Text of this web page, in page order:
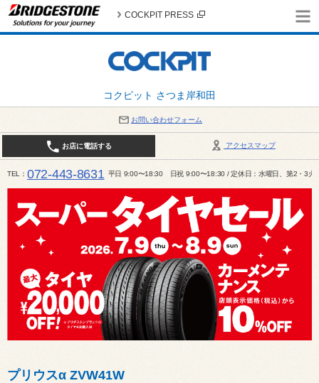
コクピット さつま岸和田
COCKPIT PRESS
お問い合わせフォーム
アクセスマップ
お店に電話する
TEL 072-443-8631 平日 9:00〜18:30 日祝 9:00〜18:30 / 定休日：水曜日、第2・3火
プリウスα ZVW41W